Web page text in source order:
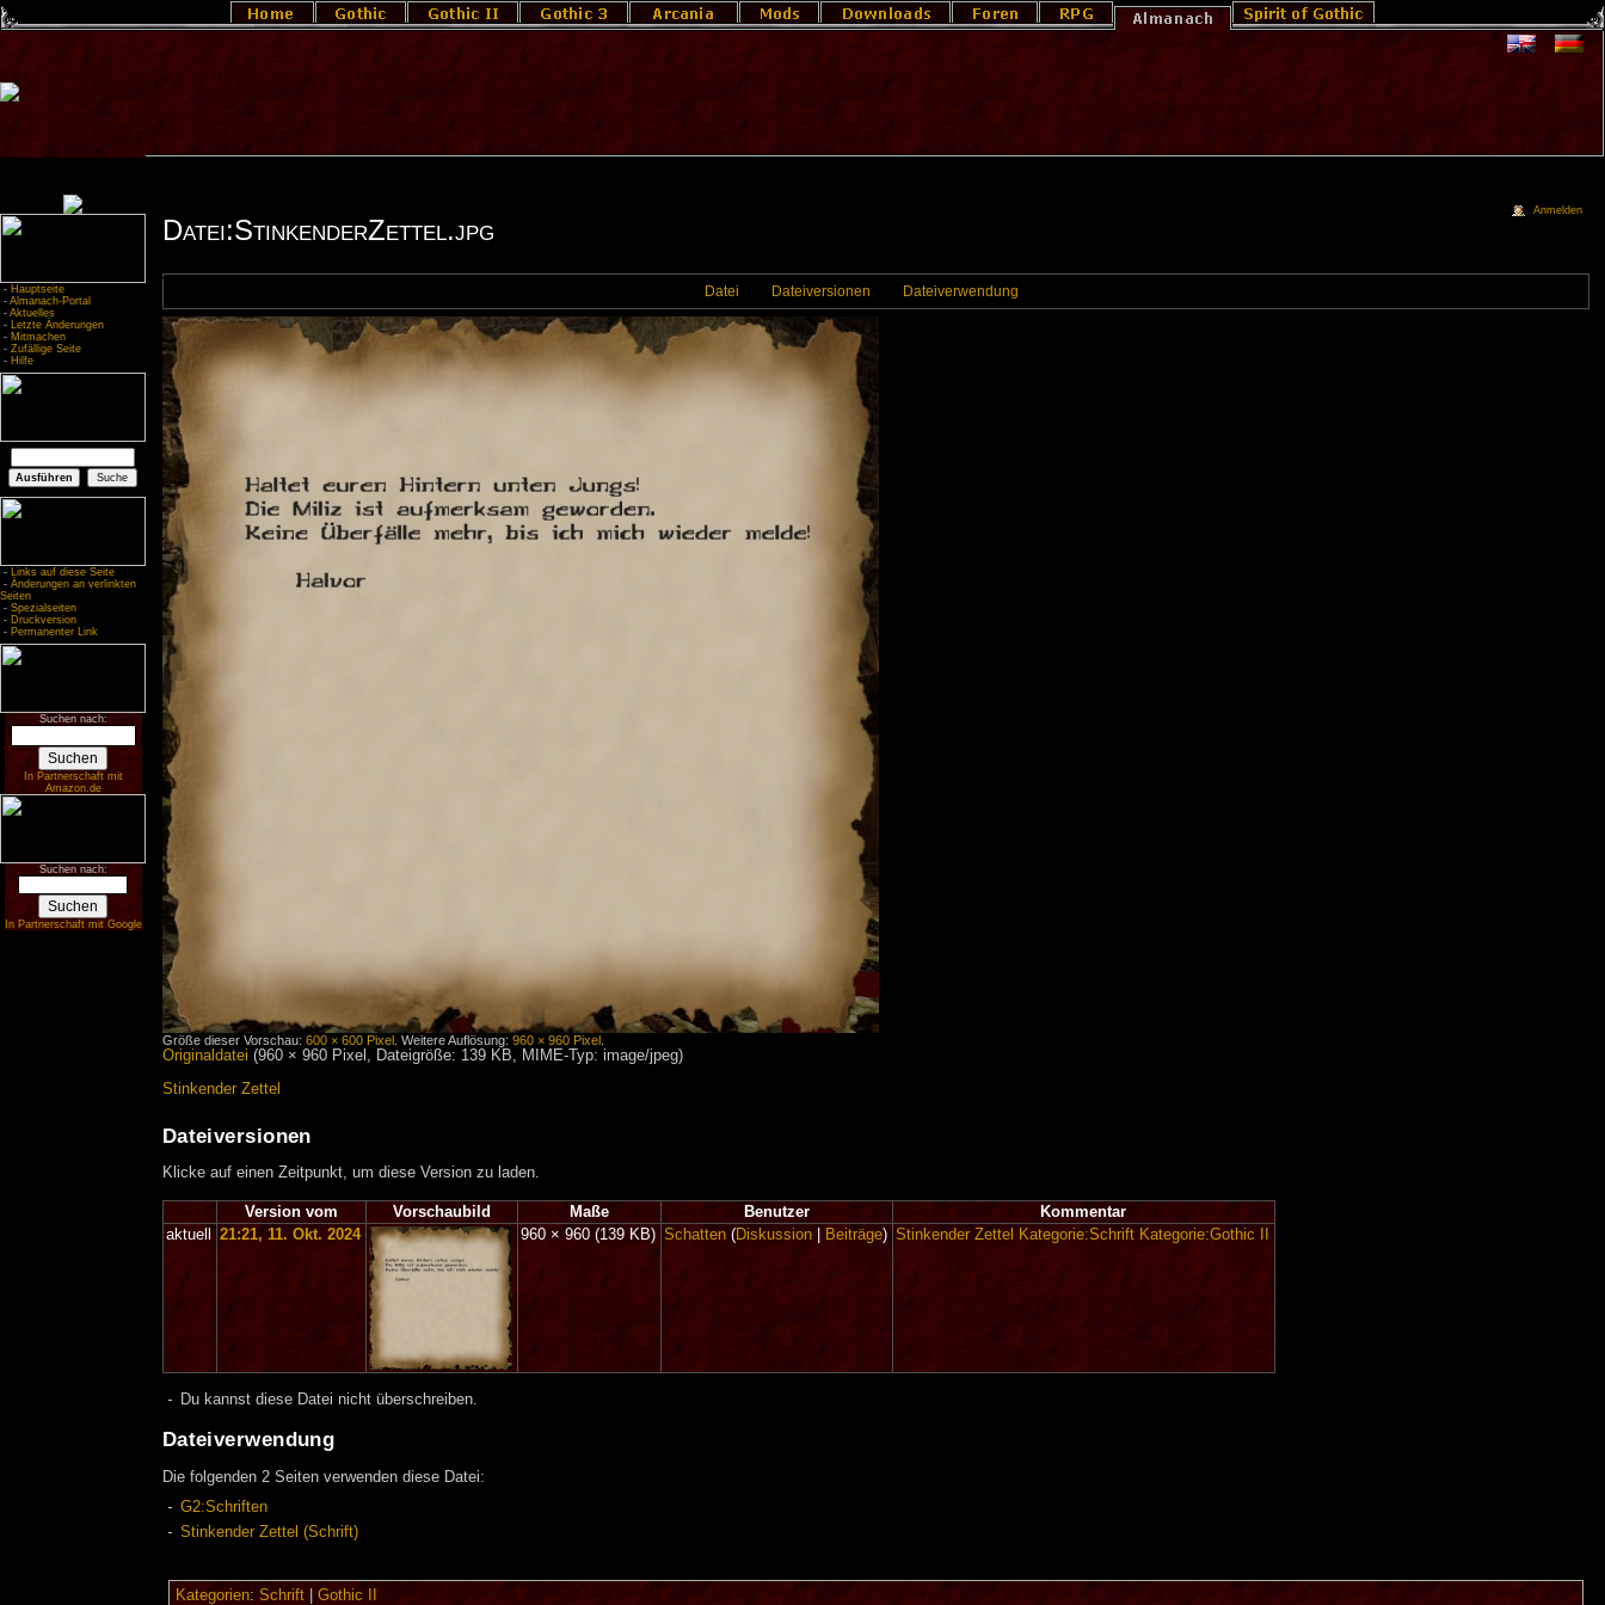
- Hauptseite
- Almanach-Portal
- Aktuelles
- Letzte Änderungen
- Mitmachen
- Zufällige Seite
- Hilfe
- Links auf diese Seite
- Änderungen an verlinkten
Seiten
- Spezialseiten
- Druckversion
- Permanenter Link
Suchen nach:
In Partnerschaft mit
Amazon.de
Suchen nach:
In Partnerschaft mit Google
Datei:StinkenderZettel.jpg
Datei Dateiversionen Dateiverwendung
Größe dieser Vorschau: 600 × 600 Pixel. Weitere Auflösung: 960 × 960 Pixel.
Originaldatei (960 × 960 Pixel, Dateigröße: 139 KB, MIME-Typ: image/jpeg)
Stinkender Zettel
Dateiversionen
Klicke auf einen Zeitpunkt, um diese Version zu laden.
Version vom Vorschaubild Maße Benutzer
Kommentar
aktuell
21:21, 11. Okt. 2024 960 × 960(139 KB) Schatten (Diskussion Beiträge) Stinkender Zettel Kategorie:Schrift Kategorie:Gothic II
Du kannst diese Datei nicht überschreiben.
Dateiverwendung
Die folgenden 2 Seiten verwenden diese Datei:
G2:Schriften
Stinkender Zettel (Schrift)
Kategorien: Schrift| Gothic II
Anmelden